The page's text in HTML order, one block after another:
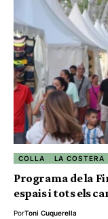
COLLA LA COSTERA
Programa de la
espais i tots els
PorToni Cuquerella